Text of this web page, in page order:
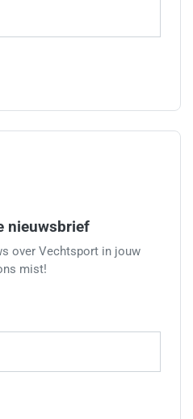
nieuwsbrief
over Vechtsport in jouw
mist!